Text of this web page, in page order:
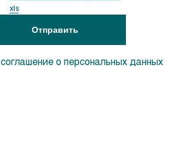
xls
Отправить
соглашение о персональных данных